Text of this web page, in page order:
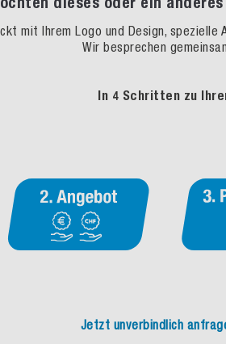
mit Ihrem Logo und Design,
Wir besprechen
In 4 Schritten zu
Jetzt unverbindlich